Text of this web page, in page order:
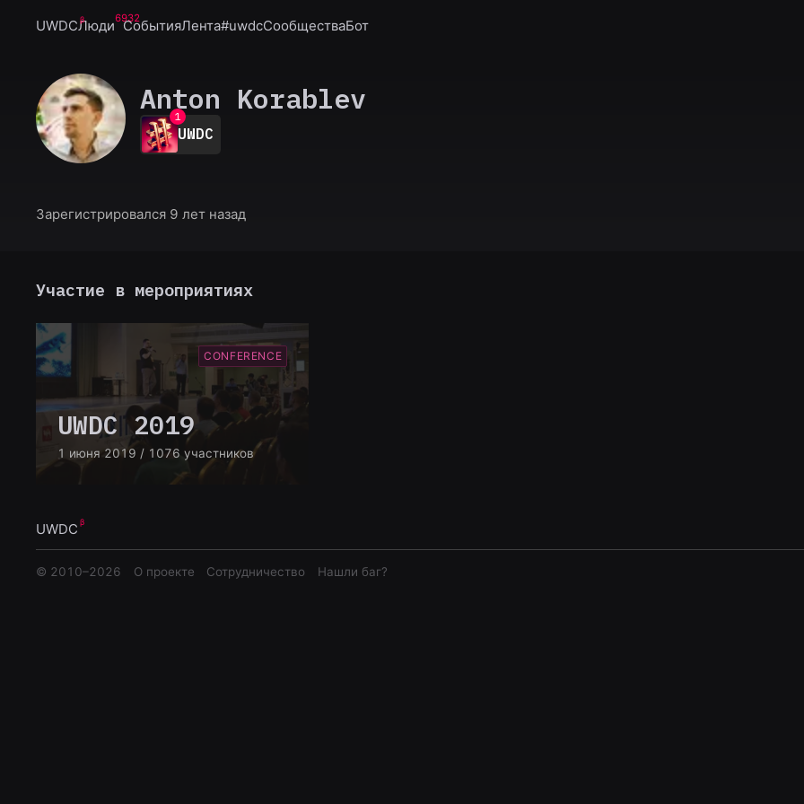
UWDCЛюди6932
СобытияЛента#uwdcСообществаБот
Anton Korablev
0
1
2
3
7
UWDC
Зарегистрировался 9 лет назад
Участие в мероприятиях
CONFERENCE
UWDC 2019
1 июня 2019 / 1076 участников
UWDC
© 2010–2026 О проекте Сотрудничество Нашли баг?